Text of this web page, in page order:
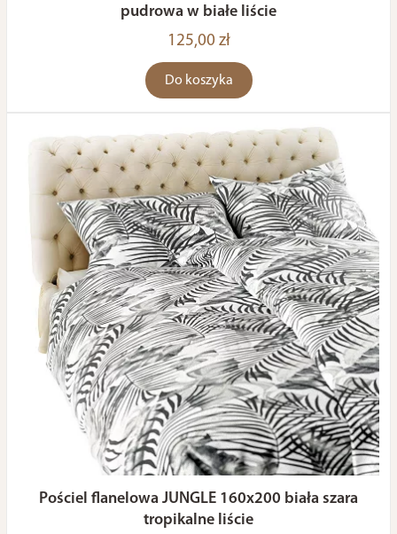
pudrowa w białe liście
125,00 zł
Do koszyka
Pościel flanelowa JUNGLE 160x200 biała szara
tropikalne liście